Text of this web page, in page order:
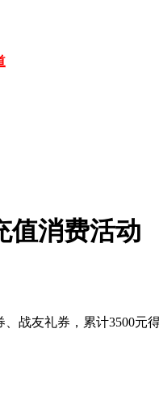
值消费活动
战友礼券，累计3500